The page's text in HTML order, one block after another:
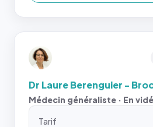
Dr Laure Berenguier -
Médecin généraliste · En
Tarif